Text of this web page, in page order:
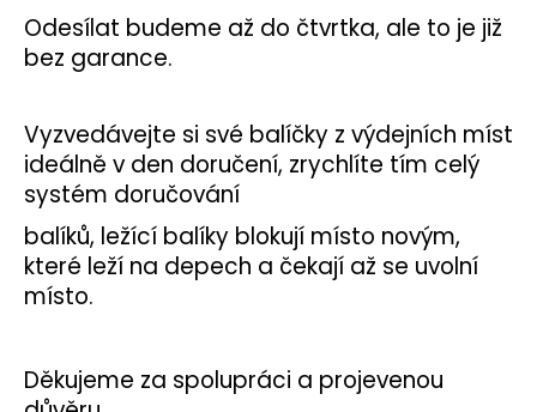
Odesílat budeme až do čtvrtka, ale to je již
bez garance.
Vyzvedávejte si své balíčky z výdejních míst
ideálně v den doručení, zrychlíte tím celý
systém doručování
balíků, ležící balíky blokují místo novým,
které leží na depech a čekají až se uvolní
místo.
Děkujeme za spolupráci a projevenou
?
HLEDAT
D
o
p
r
u